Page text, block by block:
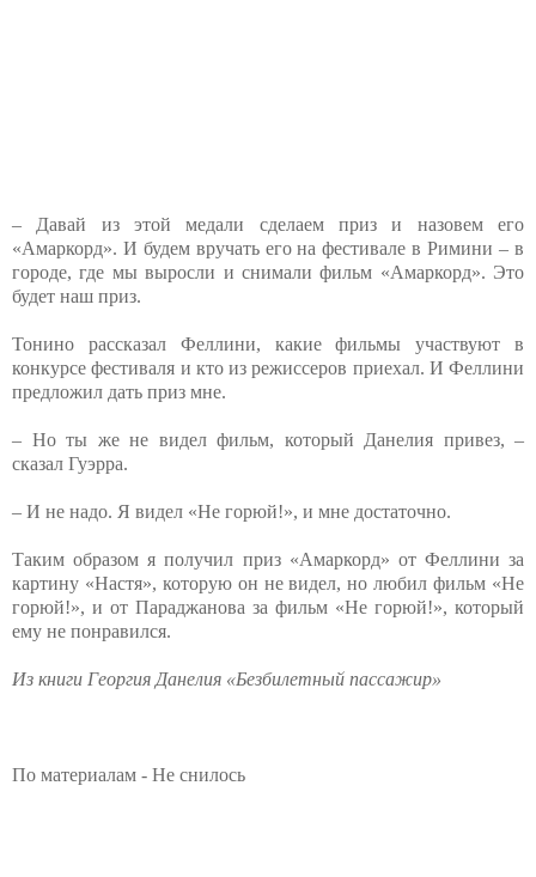
– Давай из этой медали сделаем приз и назовем его
«Амаркорд». И будем вручать его на фестивале в Римини – в
городе, где мы выросли и снимали фильм «Амаркорд». Это
будет наш приз.
Тонино рассказал Феллини, какие фильмы участвуют в
конкурсе фестиваля и кто из режиссеров приехал. И Феллини
предложил дать приз мне.
– Но ты же не видел фильм, который Данелия привез, –
сказал Гуэрра.
– И не надо. Я видел «Не горюй!», и мне достаточно.
Таким образом я получил приз «Амаркорд» от Феллини за
картину «Настя», которую он не видел, но любил фильм «Не
горюй!», и от Параджанова за фильм «Не горюй!», который
ему не понравился.
Из книги Георгия Данелия «Безбилетный пассажир»
По материалам - Не снилось